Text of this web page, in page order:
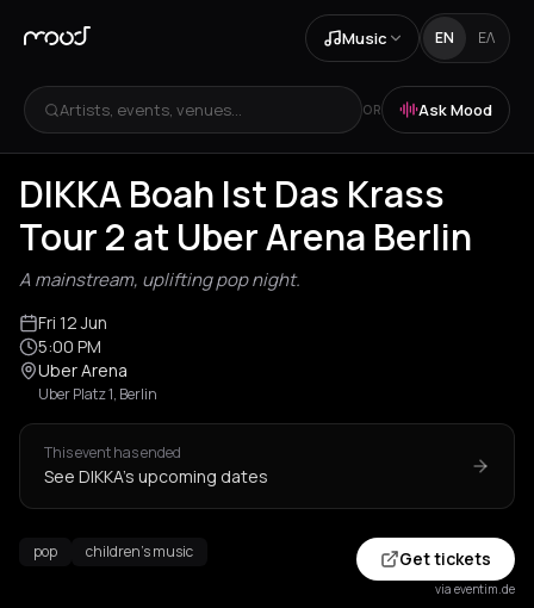
Music EN ΕΛ
Artists, events, venues... OR Ask Mood
DIKKA Boah Ist Das Krass
Tour 2 at Uber Arena Berlin
A mainstream, uplifting pop night.
Fri 12 Jun
5:00 PM
Uber Arena
Uber Platz 1, Berlin
This event has ended
See DIKKA's upcoming dates
pop children's music Get tickets
via eventim.de